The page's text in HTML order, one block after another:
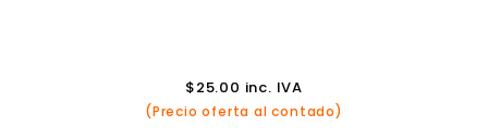
$25.00 inc. IVA
(Precio oferta al contado)